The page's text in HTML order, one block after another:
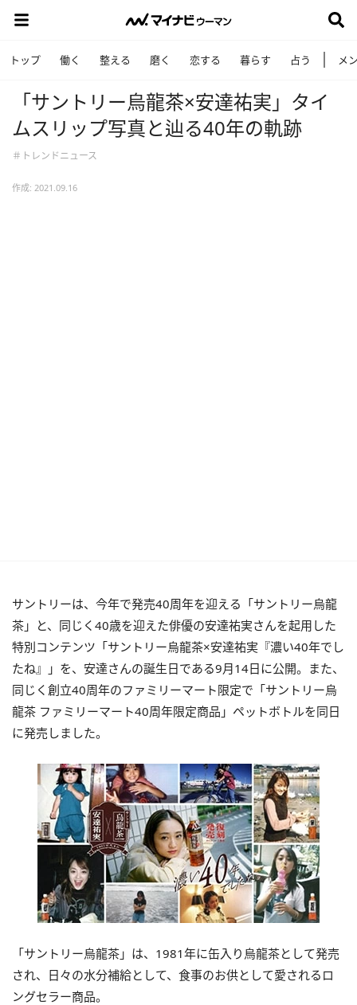
トップ 働く 整える 磨く 恋する 暮らす 占う メ
「サントリー烏龍茶×安達祐実」タイ
ムスリップ写真と辿る40年の軌跡
＃トレンドニュース
作成: 2021.09.16
サントリーは、今年で発売40周年を迎える「サントリー烏龍
茶」と、同じく40歳を迎えた俳優の安達祐実さんを起用した
特別コンテンツ「サントリー烏龍茶×安達祐実『濃い40年でし
たね』」を、安達さんの誕生日である9月14日に公開。また、
同じく創立40周年のファミリーマート限定で「サントリー烏
龍茶 ファミリーマート40周年限定商品」ペットボトルを同日
に発売しました。
「サントリー烏龍茶」は、1981年に缶入り烏龍茶として発売
され、日々の水分補給として、食事のお供として愛されるロ
ングセラー商品。